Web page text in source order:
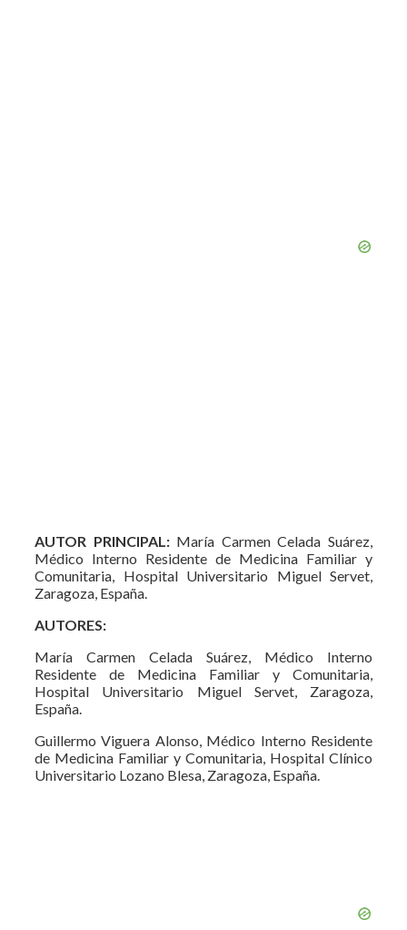
AUTOR PRINCIPAL:María Carmen Celada Suárez,
Médico Interno Residente de Medicina Familiar y
Comunitaria, Hospital Universitario Miguel Servet,
Zaragoza, España.
AUTORES:
María Carmen Celada Suárez, Médico Interno
Residente de Medicina Familiar y Comunitaria,
Hospital Universitario Miguel Servet, Zaragoza,
España.
Guillermo Viguera Alonso, Médico Interno Residente
de Medicina Familiar y Comunitaria, Hospital Clínico
Universitario Lozano Blesa, Zaragoza, España.